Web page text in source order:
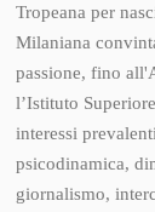
Tropeana per
Milaniana
passione, fino
l’Istituto
interessi
psicodinamica,
giornalismo,